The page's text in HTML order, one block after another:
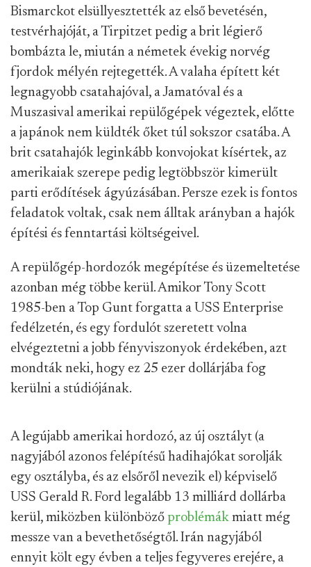
Bismarckot elsüllyesztették az első bevetésén,
testvérhajóját, a Tirpitzet pedig a brit légierő
bombázta le, miután a németek évekig norvég
fjordok mélyén rejtegették. A valaha épített két
legnagyobb csatahajóval, a Jamatóval és a
Muszasival amerikai repülőgépek végeztek, előtte
a japánok nem küldték őket túl sokszor csatába. A
brit csatahajók leginkább konvojokat kísértek, az
amerikaiak szerepe pedig legtöbbször kimerült
parti erődítések ágyúzásában. Persze ezek is fontos
feladatok voltak, csak nem álltak arányban a hajók
építési és fenntartási költségeivel.
A repülőgép-hordozók megépítése és üzemeltetése
azonban még többe kerül. Amikor Tony Scott
1985-ben a Top Gunt forgatta a USS Enterprise
fedélzetén, és egy fordulót szeretett volna
elvégeztetni a jobb fényviszonyok érdekében, azt
mondták neki, hogy ez 25 ezer dollárjába fog
kerülni a stúdiójának.
A legújabb amerikai hordozó, az új osztályt (a
nagyjából azonos felépítésű hadihajókat sorolják
egy osztályba, és az elsőről nevezik el) képviselő
USS Gerald R. Ford legalább 13 milliárd dollárba
kerül, miközben különböző problémák miatt még
messze van a bevethetőségtől. Irán nagyjából
ennyit költ egy évben a teljes fegyveres erejére, a